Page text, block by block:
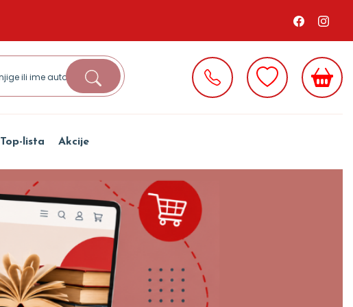
Top-lista Akcije